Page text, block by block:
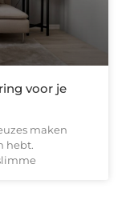
voor je
maken
hebt.